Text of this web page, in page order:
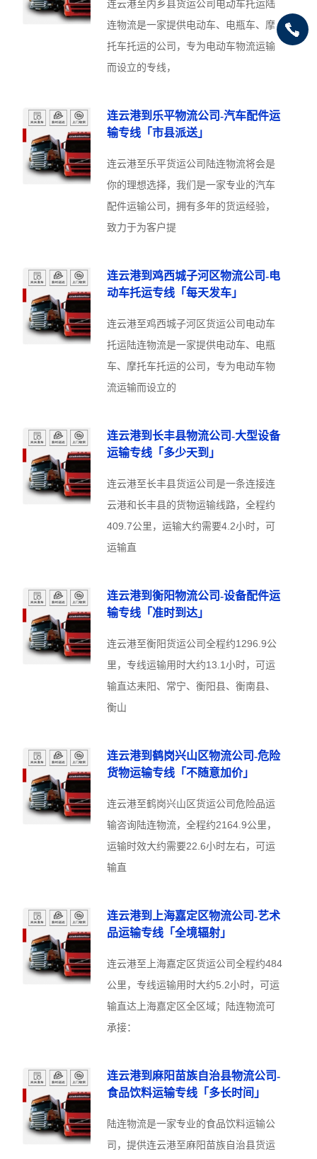
连云港至内乡县货运公司电动车托运陆
连物流是一家提供电动车、电瓶车、摩
托车托运的公司，专为电动车物流运输
而设立的专线，
连云港到乐平物流公司-汽车配件运
输专线「市县派送」
连云港至乐平货运公司陆连物流将会是
你的理想选择，我们是一家专业的汽车
配件运输公司，拥有多年的货运经验，
致力于为客户提
连云港到鸡西城子河区物流公司-电
动车托运专线「每天发车」
连云港至鸡西城子河区货运公司电动车
托运陆连物流是一家提供电动车、电瓶
车、摩托车托运的公司，专为电动车物
流运输而设立的
连云港到长丰县物流公司-大型设备
运输专线「多少天到」
连云港至长丰县货运公司是一条连接连
云港和长丰县的货物运输线路，全程约
409.7公里，运输大约需要4.2小时，可
运输直
连云港到衡阳物流公司-设备配件运
输专线「准时到达」
连云港至衡阳货运公司全程约1296.9公
里，专线运输用时大约13.1小时，可运
输直达耒阳、常宁、衡阳县、衡南县、
衡山
连云港到鹤岗兴山区物流公司-危险
货物运输专线「不随意加价」
连云港至鹤岗兴山区货运公司危险品运
输咨询陆连物流，全程约2164.9公里，
运输时效大约需要22.6小时左右，可运
输直
连云港到上海嘉定区物流公司-艺术
品运输专线「全境辐射」
连云港至上海嘉定区货运公司全程约484
公里，专线运输用时大约5.2小时，可运
输直达上海嘉定区全区域；陆连物流可
承接：
连云港到麻阳苗族自治县物流公司-
食品饮料运输专线「多长时间」
陆连物流是一家专业的食品饮料运输公
司，提供连云港至麻阳苗族自治县货运